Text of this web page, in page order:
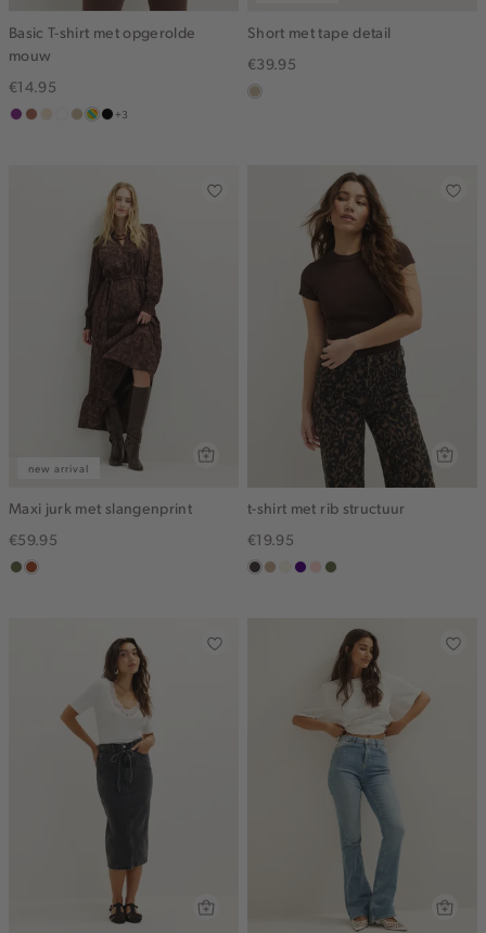
Basic T-shirt met opgerolde
mouw
€14.95
middenpaars
terracotta
vanille
witlichtzand
meerkleurig
zwart
+3
Short met tape detail
€39.95
lichtzand
new arrival
Maxi jurk met slangenprint
€59.95
groen,
bruin
t-shirt met rib structuur
€19.95
chocozandwit,indigo
pinkgroen,